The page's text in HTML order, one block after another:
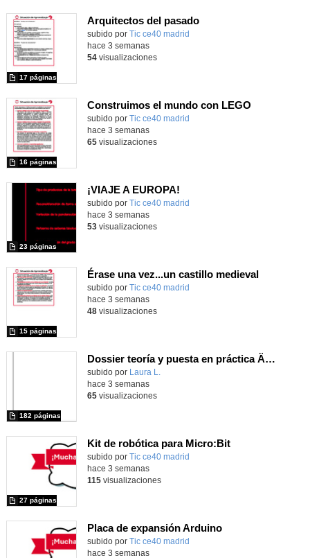
Arquitectos del pasado
subido por Tic ce40 madrid
17 páginas
hace 3 semanas
54visualizaciones
Construimos el mundo con LEGO
subido por Tic ce40 madrid
16 páginas
hace 3 semanas
65visualizaciones
¡VIAJE A EUROPA!
subido por Tic ce40 madrid
23 páginas
hace 3 semanas
53visualizaciones
Érase una vez...un castillo medieval
subido por Tic ce40 madrid
15 páginas
hace 3 semanas
48visualizaciones
Dossier teoría y puesta en práctica Äprendizaje Basado en Juegos en Educación Infantil y Primaria
Contenido educativo.
subido por Laura L.
182 páginas
hace 3 semanas
65visualizaciones
Kit de robótica para Micro:Bit
Contenido educativo.
subido por Tic ce40 madrid
27 páginas
hace 3 semanas
115visualizaciones
Placa de expansión Arduino
Contenido educativo.
subido por Tic ce40 madrid
hace 3 semanas